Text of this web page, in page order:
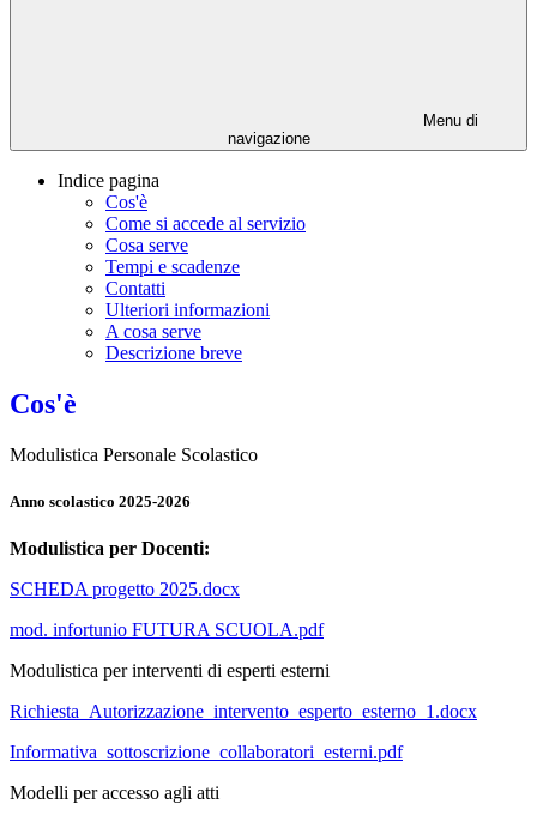
Menu di
navigazione
Indice pagina
Cos'è
Come si accede al servizio
Cosa serve
Tempi e scadenze
Contatti
Ulteriori informazioni
A cosa serve
Descrizione breve
Cos'è
Modulistica Personale Scolastico
Anno scolastico 2025-2026
Modulistica per Docenti:
SCHEDA progetto 2025.docx
mod. infortunio FUTURA SCUOLA.pdf
Modulistica per interventi di esperti esterni
Richiesta_Autorizzazione_intervento_esperto_esterno_1.docx
Informativa_sottoscrizione_collaboratori_esterni.pdf
Modelli per accesso agli atti